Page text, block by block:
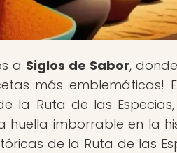
a Siglos de Sabor,
más emblemáticas!
la Ruta de las
huella imborrable en la
de la Ruta de las